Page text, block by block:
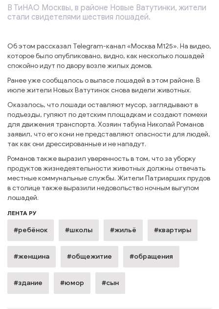
В ТиНАО Москвы, в районе Новые Ватутинки, жители
стали свидетелями шествия лошадей.
Об этом рассказал Telegram-канал «Москва М125». На видео,
которое было опубликовано, видно, как несколько лошадей
спокойно идут по двору возле жилых домов.
Ранее уже сообщалось о выпасе лошадей в этом районе. В
июле жители Новых Ватутинок снова видели животных.
Оказалось, что лошади оставляют мусор, заглядывают в
подъезды, гуляют по детским площадкам и создают помехи
для движения транспорта. Хозяин табуна Николай Романов
заявил, что его кони не представляют опасности для людей,
так как они дрессированные и не нападут.
Романов также выразил уверенность в том, что за уборку
продуктов жизнедеятельности животных должны отвечать
местные коммунальные службы. Жители Патриарших прудов
в столице также выразили недовольство ночным выгулом
лошадей.
ЛЕНТА РУ
#ребёнок #школы #жильё #квартиры
#женщина #общежитие #обращения
#здание #юмор #сын